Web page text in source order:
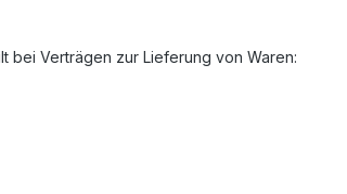
bei Verträgen zur Lieferung von Waren: